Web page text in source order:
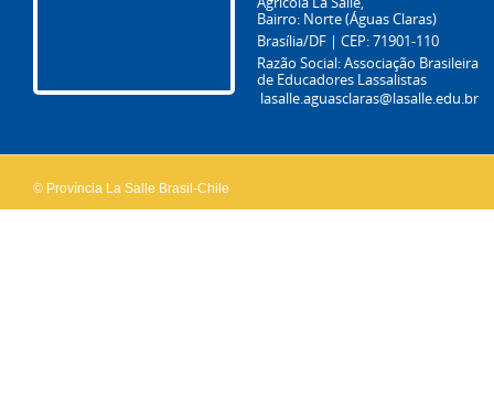
Bairro: Norte (Águas Claras)
Brasília/DF | CEP: 71901-110
Razão Social: Associação Brasileira
de Educadores Lassalistas
lasalle.aguasclaras@lasalle.edu.br
© Província La Salle Brasil-Chile